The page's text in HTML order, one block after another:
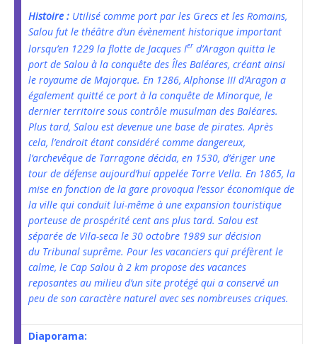
Histoire : Utilisé comme port par les Grecs et les Romains,
Salou fut le théâtre d’un évènement historique important
lorsqu’en 1229 la flotte de Jacques Ierd’Aragon quitta le
port de Salou à la conquête des Îles Baléares, créant ainsi
le royaume de Majorque. En 1286, Alphonse III d’Aragon a
également quitté ce port à la conquête de Minorque, le
dernier territoire sous contrôle musulman des Baléares.
Plus tard, Salou est devenue une base de pirates. Après
cela, l’endroit étant considéré comme dangereux,
l’archevêque de Tarragone décida, en 1530, d’ériger une
tour de défense aujourd’hui appelée Torre Vella. En 1865, la
mise en fonction de la gare provoqua l’essor économique de
la ville qui conduit lui-même à une expansion touristique
porteuse de prospérité cent ans plus tard. Salou est
séparée de Vila-seca le 30 octobre 1989 sur décision
du Tribunal suprême. Pour les vacanciers qui préfèrent le
calme, le Cap Salou à 2 km propose des vacances
reposantes au milieu d’un site protégé qui a conservé un
peu de son caractère naturel avec ses nombreuses criques.
Diaporama: